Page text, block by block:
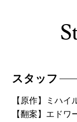
スタッフ
【原作】ミハイ
【翻案】エドワ